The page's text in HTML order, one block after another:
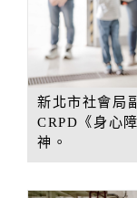
新北市社會局
CRPD《身心
神。